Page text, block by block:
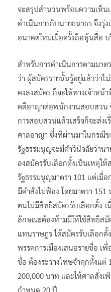
จะสรุปสำนวนพร้อมความเห็น
ดำเนินการกับนายธนาธร จึงรุ่
อนาคตใหม่เมื่อครั้งถือหุ้นสื่อ
สำหรับการดำเนินการตามมา
ว่า ผู้สมัครรายนั้นรู้อยู่แล้วว่าไ
คงลงสมัคร ก็จะให้ทางเจ้าหน้
คดีอาญาต่อพนักงานสอบสวน
การสอบสวนแล้วเสร็จก็จะส่ง
ศาลอาญา ซึ่งที่ผ่านมาในกรณี
รัฐธรรมนูญจะมีคำวินิจฉัยว่าน
ลงสมัครรับเลือกตั้งเป็นเหตุใ
รัฐธรรมนูญมาตรา 101 แต่เมื่
มีคำสั่งไม่ฟ้อง โดยมาตรา
ตนไม่มีสิทธิสมัครรับเลือกตั้ง
ลักษณะต้องห้ามมิให้ใช้สิทธิสมั
แทนราษฎร ได้สมัครรับเลือก
พรรคการเมืองเสนอรายชื่อ
ชื่อ ต้องระวางโทษจำคุกตั้งแ
200,000 บาท และให้ศาลสั่ง
กำหนด 20 ปี